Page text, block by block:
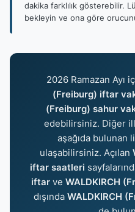
dakika farklılık gösterebilir.
bekleyin ve ona göre
2026 Ramazan Ayı
(Freiburg) iftar
(Freiburg) sahur
edebilirsiniz. Diğer
aşağıda bulunan
ulaşabilirsiniz. Açılan
iftar saatleri
iftarve WALDKIRCH
dışında WALDKIRCH